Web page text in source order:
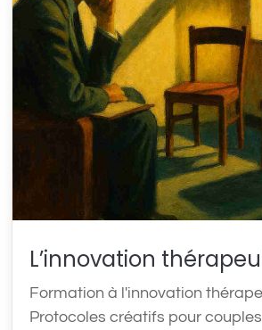
L’innovation
Formation à l'innovation
Protocoles créatifs pour